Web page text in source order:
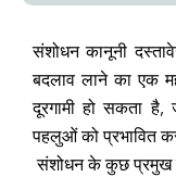
संशोधन कानूनी
बदलाव लाने का एक
दूरगामी हो सकता है,
पहलुओं को प्रभावित
संशोधन के कुछ प्रमुख